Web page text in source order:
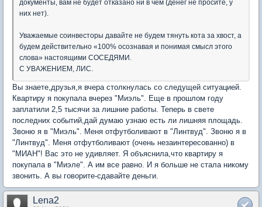
документы, вам не будет отказано ни в чем (денег не просите, у
них нет).
Уважаемые соинвесторы давайте не будем тянуть кота за хвост, а
будем действительно «100% осознавая и понимая смысл этого
слова» настоящими СОСЕДЯМИ.
С УВАЖЕНИЕМ, ЛИС.
Вы знаете,друзья,я вчера столкнулась со следущей ситуацией.
Квартиру я покупала вчерез "Миэль". Еще в прошлом году
заплатили 2,5 тысячи за лишние работы. Теперь в свете
последних событий,дай думаю узнаю есть ли лишняя площадь.
Звоню я в "Миэль". Меня отфутболивают в "Линтвуд". Звоню я в
"Линтвуд". Меня отфутболивают (очень незаинтересованно) в
"МИАН"! Вас это не удивляет. Я объяснила,что квартиру я
покупала в "Миэле". А им все равно. И я больше не стала никому
звонить. А вы говорите-сдавайте деньги.
Lena2